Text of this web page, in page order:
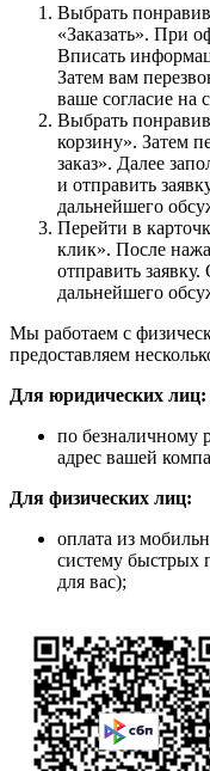
Выбрать
«Заказать». При
Вписать
Затем вам
ваше согласие на
Выбрать
корзину». Затем
заказ». Далее
и отправить
дальнейшего
Перейти в
клик». После
отправить
дальнейшего
Мы работаем с
предоставляем
Для юридических лиц:
по безналичному
адрес вашей
Для физических лиц:
оплата из
систему быстрых
для вас);